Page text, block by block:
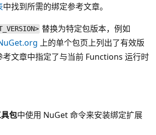
中找到所需的绑定参考文章。
替换为特定包版本，例如
上的单个包页上列出了有效版
考文章中指定了与当前 Functions 运行时
包中使用 NuGet命令来安装绑定扩展